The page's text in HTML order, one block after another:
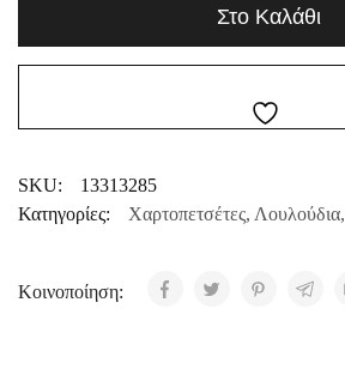
Στο Καλάθι
SKU:
13313285
Κατηγορίες:
Χαρτοπετσέτες, Λουλούδια,
Κοινοποίηση: